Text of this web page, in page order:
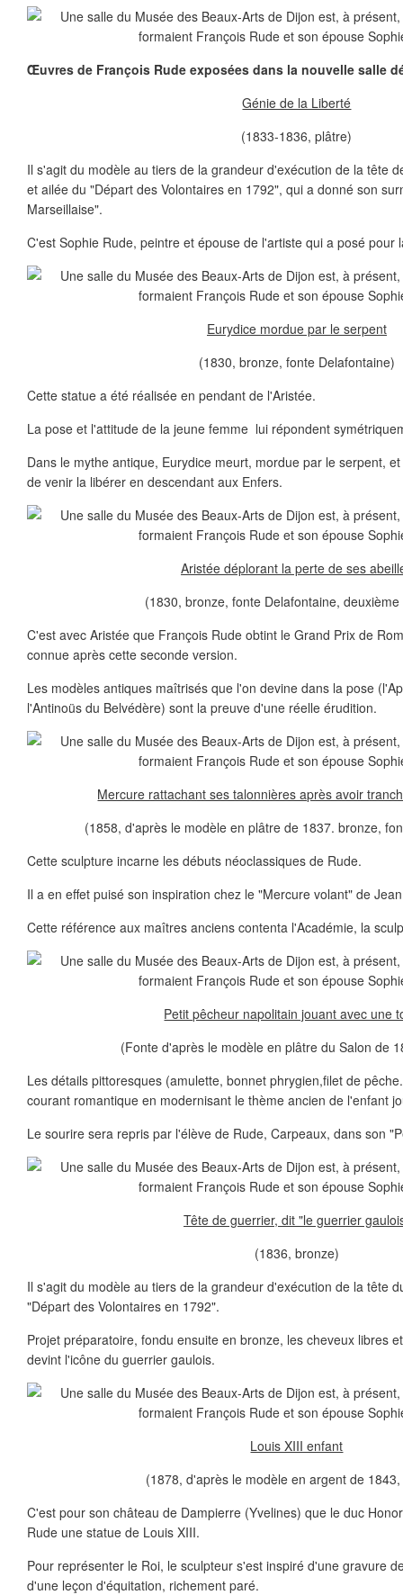
Œuvres de François Rude exposées dans la nouvelle salle
Génie de la Liberté
(1833-1836, plâtre)
Il s'agit du modèle au tiers de la grandeur d'exécution de la tête
et ailée du "Départ des Volontaires en 1792", qui a donné son
Marseillaise".
C'est Sophie Rude, peintre et épouse de l'artiste qui a posé pour
Eurydice mordue par le serpent
(1830, bronze, fonte Delafontaine)
Cette statue a été réalisée en pendant de l'Aristée.
La pose et l'attitude de la jeune femme lui répondent
Dans le mythe antique, Eurydice meurt, mordue par le serpent,
de venir la libérer en descendant aux Enfers.
Aristée déplorant la perte de ses
(1830, bronze, fonte Delafontaine,
C'est avec Aristée que François Rude obtint le Grand Prix de
connue après cette seconde version.
Les modèles antiques maîtrisés que l'on devine dans la pose
l'Antinoüs du Belvédère) sont la preuve d'une réelle érudition.
Mercure rattachant ses talonnières après avoir
(1858, d'après le modèle en plâtre de 1837. bronze,
Cette sculpture incarne les débuts néoclassiques de Rude.
Il a en effet puisé son inspiration chez le "Mercure volant" de
Cette référence aux maîtres anciens contenta l'Académie, la
Petit pêcheur napolitain jouant avec une
(Fonte d'après le modèle en plâtre du Salon de
Les détails pittoresques (amulette, bonnet phrygien,filet de
courant romantique en modernisant le thème ancien de l'enfant
Le sourire sera repris par l'élève de Rude, Carpeaux, dans son
Tête de guerrier, dit "le guerrier
(1836, bronze)
Il s'agit du modèle au tiers de la grandeur d'exécution de la tête
"Départ des Volontaires en 1792".
Projet préparatoire, fondu ensuite en bronze, les cheveux libres
devint l'icône du guerrier gaulois.
Louis XIII enfant
(1878, d'après le modèle en argent de
C'est pour son château de Dampierre (Yvelines) que le duc
Rude une statue de Louis XIII.
Pour représenter le Roi, le sculpteur s'est inspiré d'une gravure
d'une leçon d'équitation, richement paré.